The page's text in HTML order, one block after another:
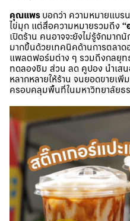
คุณแพร บอกว่า ความหมายแบร
ไข่มุก แต่สื่อความหมายรวมถึง “
เปิดร้าน คนอาจจะยังไม่รู้จักมา
มากขึ้นด้วยเทคนิคด้านการตลาด
แพลตฟอร์มต่าง ๆ รวมถึงกลยุท
ทดลองชิม ส่วน ลด คูปอง นำเส
หลากหลายให้ร้าน จนยอดขายเพิ่
ครอบคลุมพื้นที่ในมหาวิทยาลัยธ